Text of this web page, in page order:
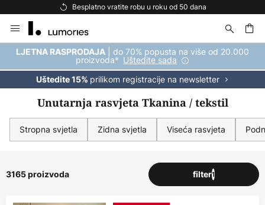
Besplatna dostava za kupnju iznad 69 €
to
Content
LJETNA RASPRODAJA | do 70% popusta na više od 20.000
proizvoda* Uštedite sada
Uštedite 15% prilikom registracije na newsletter
Unutarnja rasvjeta Tkanina / tekstil
Stropna svjetla Zidna svjetla Viseća rasvjeta
3165 proizvoda filter1